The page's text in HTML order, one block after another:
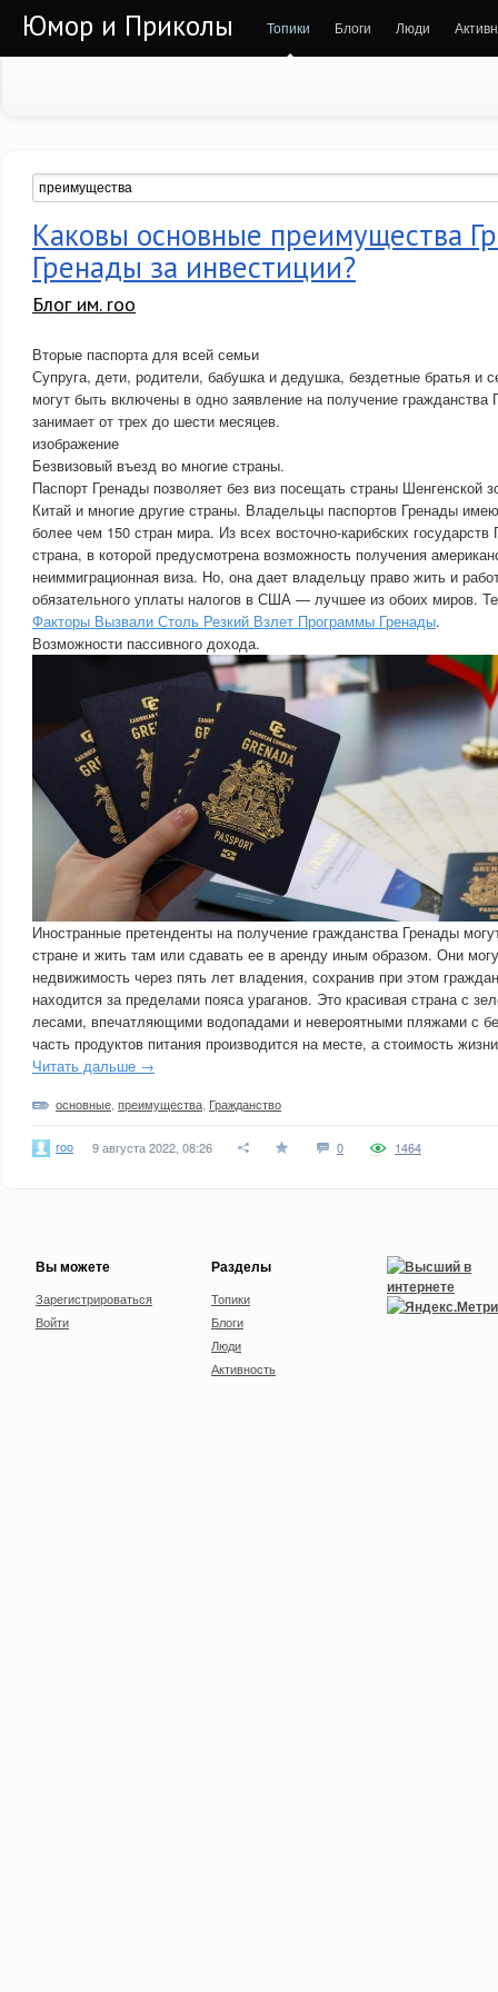
Юмор и Приколы Топики Блоги Люди
Каковы основные преимущества
Гренады за инвестиции?
Блог им. roo
Вторые паспорта для всей семьи
Супруга, дети, родители, бабушка и дедушка, бездетные братья и
могут быть включены в одно заявление на получение
занимает от трех до шести месяцев.
изображение
Безвизовый въезд во многие страны.
Паспорт Гренады позволяет без виз посещать страны Шенгенской
Китай и многие другие страны. Владельцы паспортов Гренады
более чем 150 стран мира. Из всех восточно-карибских
страна, в которой предусмотрена возможность получения
неиммиграционная виза. Но, она дает владельцу право жить и
обязательного уплаты налогов в США — лучшее из обоих миров.
Факторы Вызвали Столь Резкий Взлет Программы Гренады.
Возможности пассивного дохода.
Иностранные претенденты на получение гражданства Гренады
стране и жить там или сдавать ее в аренду иным образом. Они
недвижимость через пять лет владения, сохранив при этом
находится за пределами пояса ураганов. Это красивая страна с
лесами, впечатляющими водопадами и невероятными пляжами с
часть продуктов питания производится на месте, а стоимость
Читать дальше →
основные преимущества Гражданство
roo 9 августа 2022, 08:26 0 1464
Вы можете
Зарегистрироваться
Войти
Разделы
Топики
Блоги
Люди
Активность